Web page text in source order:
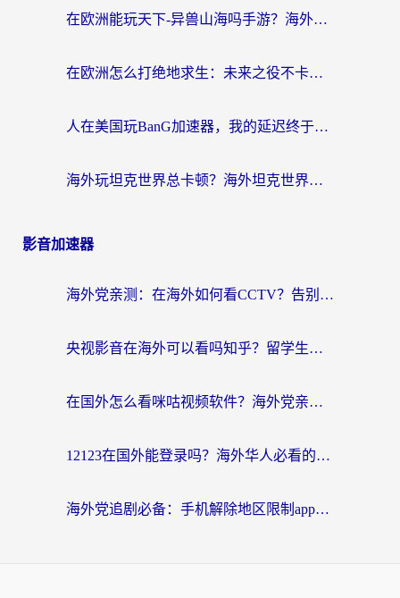
在欧洲能玩天下-异兽山海吗手游？海外玩家的加速器生存指南
在欧洲怎么打绝地求生：未来之役不卡？留学生亲测的加速器避坑指南
人在美国玩BanG加速器，我的延迟终于绿了
海外玩坦克世界总卡顿？海外坦克世界加速器有哪些？实测好用的选择在这里
影音加速器
海外党亲测：在海外如何看CCTV？告别“仅限大陆播放”的实用指南
央视影音在海外可以看吗知乎？留学生亲测：3步解决地域限制+追剧自由
在国外怎么看咪咕视频软件？海外党亲测有效的回国加速方案
12123在国外能登录吗？海外华人必看的回国加速实用指南
海外党追剧必备：手机解除地区限制app怎么选？解决央视视频&国内剧地区限制全指南